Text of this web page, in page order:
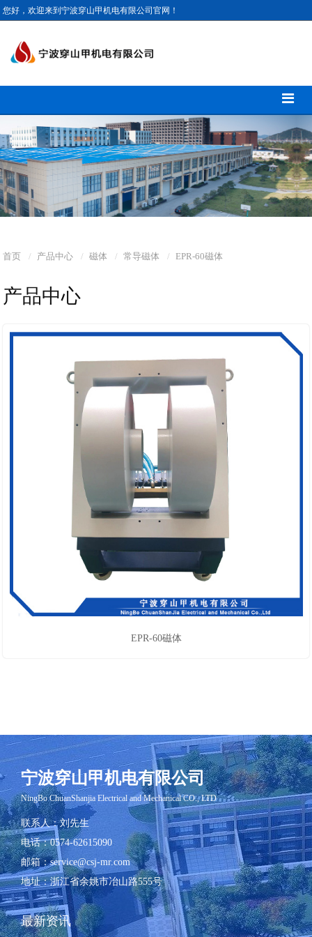
您好，欢迎来到宁波穿山甲机电有限公司官网！
首页 产品中心 磁体 常导磁体 EPR-60磁体
产品中心
EPR-60磁体
宁波穿山甲机电有限公司
​NingBo ChuanShanjia Electrical and Mechanical CO., LTD
联系人：刘先生
电话：0574-62615090
邮箱：service@csj-mr.com
地址：浙江省余姚市冶山路555号
最新资讯